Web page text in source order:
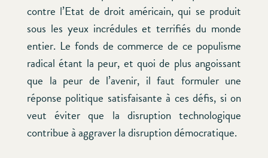
contre l’Etat de droit américain, qui se produit
sous les yeux incrédules et terrifiés du monde
entier. Le fonds de commerce de ce populisme
radical étant la peur, et quoi de plus angoissant
que la peur de l’avenir, il faut formuler une
réponse politique satisfaisante à ces défis, si on
veut éviter que la disruption technologique
contribue à aggraver la disruption démocratique.